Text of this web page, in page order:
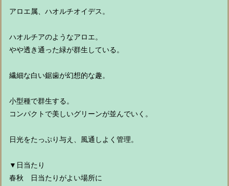
アロエ属、ハオルチオイデス。
ハオルチアのようなアロエ。
やや透き通った緑が群生している。
繊細な白い鋸歯が幻想的な趣。
小型種で群生する。
コンパクトで美しいグリーンが並んでいく。
日光をたっぷり与え、風通しよく管理。
▼日当たり
春秋 日当たりがよい場所に